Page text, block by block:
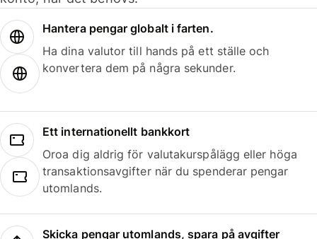
Hantera pengar globalt i farten.
Ha dina valutor till hands på ett ställe och
konvertera dem på några sekunder.
Ett internationellt bankkort
Oroa dig aldrig för valutakurspålägg eller höga
transaktionsavgifter när du spenderar pengar
utomlands.
Skicka pengar utomlands, spara på avgifter